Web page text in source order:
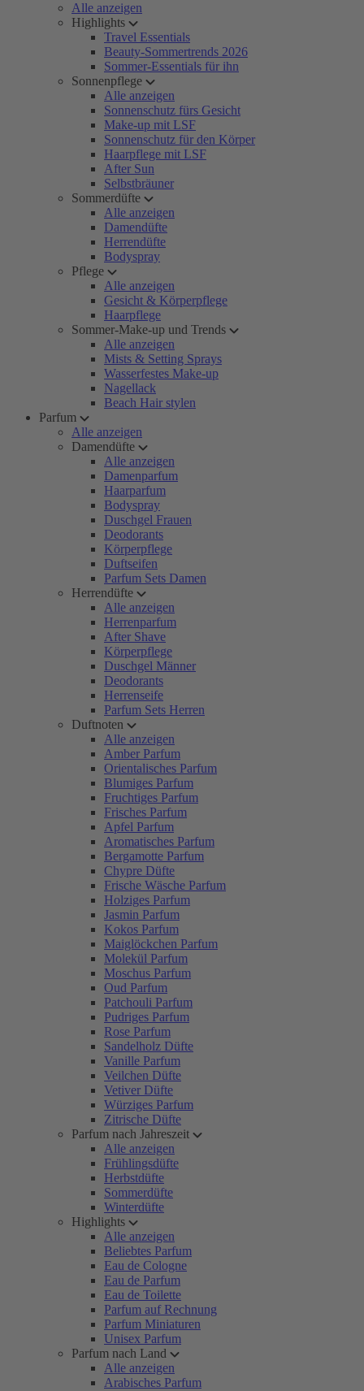
Alle anzeigen
Highlights
Travel Essentials
Beauty-Sommertrends 2026
Sommer-Essentials für ihn
Sonnenpflege
Alle anzeigen
Sonnenschutz fürs Gesicht
Make-up mit LSF
Sonnenschutz für den Körper
Haarpflege mit LSF
After Sun
Selbstbräuner
Sommerdüfte
Alle anzeigen
Damendüfte
Herrendüfte
Bodyspray
Pflege
Alle anzeigen
Gesicht & Körperpflege
Haarpflege
Sommer-Make-up und Trends
Alle anzeigen
Mists & Setting Sprays
Wasserfestes Make-up
Nagellack
Beach Hair stylen
Parfum
Alle anzeigen
Damendüfte
Alle anzeigen
Damenparfum
Haarparfum
Bodyspray
Duschgel Frauen
Deodorants
Körperpflege
Duftseifen
Parfum Sets Damen
Herrendüfte
Alle anzeigen
Herrenparfum
After Shave
Körperpflege
Duschgel Männer
Deodorants
Herrenseife
Parfum Sets Herren
Duftnoten
Alle anzeigen
Amber Parfum
Orientalisches Parfum
Blumiges Parfum
Fruchtiges Parfum
Frisches Parfum
Apfel Parfum
Aromatisches Parfum
Bergamotte Parfum
Chypre Düfte
Frische Wäsche Parfum
Holziges Parfum
Jasmin Parfum
Kokos Parfum
Maiglöckchen Parfum
Molekül Parfum
Moschus Parfum
Oud Parfum
Patchouli Parfum
Pudriges Parfum
Rose Parfum
Sandelholz Düfte
Vanille Parfum
Veilchen Düfte
Vetiver Düfte
Würziges Parfum
Zitrische Düfte
Parfum nach Jahreszeit
Alle anzeigen
Frühlingsdüfte
Herbstdüfte
Sommerdüfte
Winterdüfte
Highlights
Alle anzeigen
Beliebtes Parfum
Eau de Cologne
Eau de Parfum
Eau de Toilette
Parfum auf Rechnung
Parfum Miniaturen
Unisex Parfum
Parfum nach Land
Alle anzeigen
Arabisches Parfum